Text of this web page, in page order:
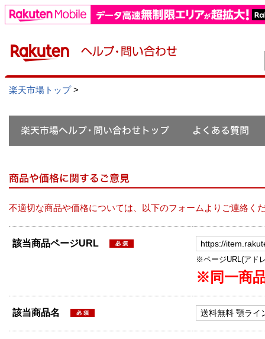
楽天市場トップ>
不適切な商品や価格については、以下のフォームよりご連絡く
該当商品ページURL
※ページURL(アド
※同一商
該当商品名